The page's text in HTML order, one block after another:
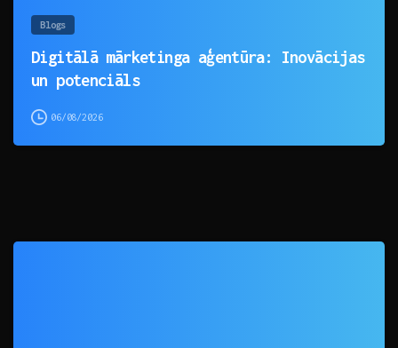
Blogs
Digitālā mārketinga aģentūra: Inovācijas
un potenciāls
06/08/2026